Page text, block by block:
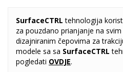
SurfaceCTRL tehnologija
za pouzdano prianjanje na
dizajniranim čepovima za
modele sa sa SurfaceCTRL
pogledati OVDJE.